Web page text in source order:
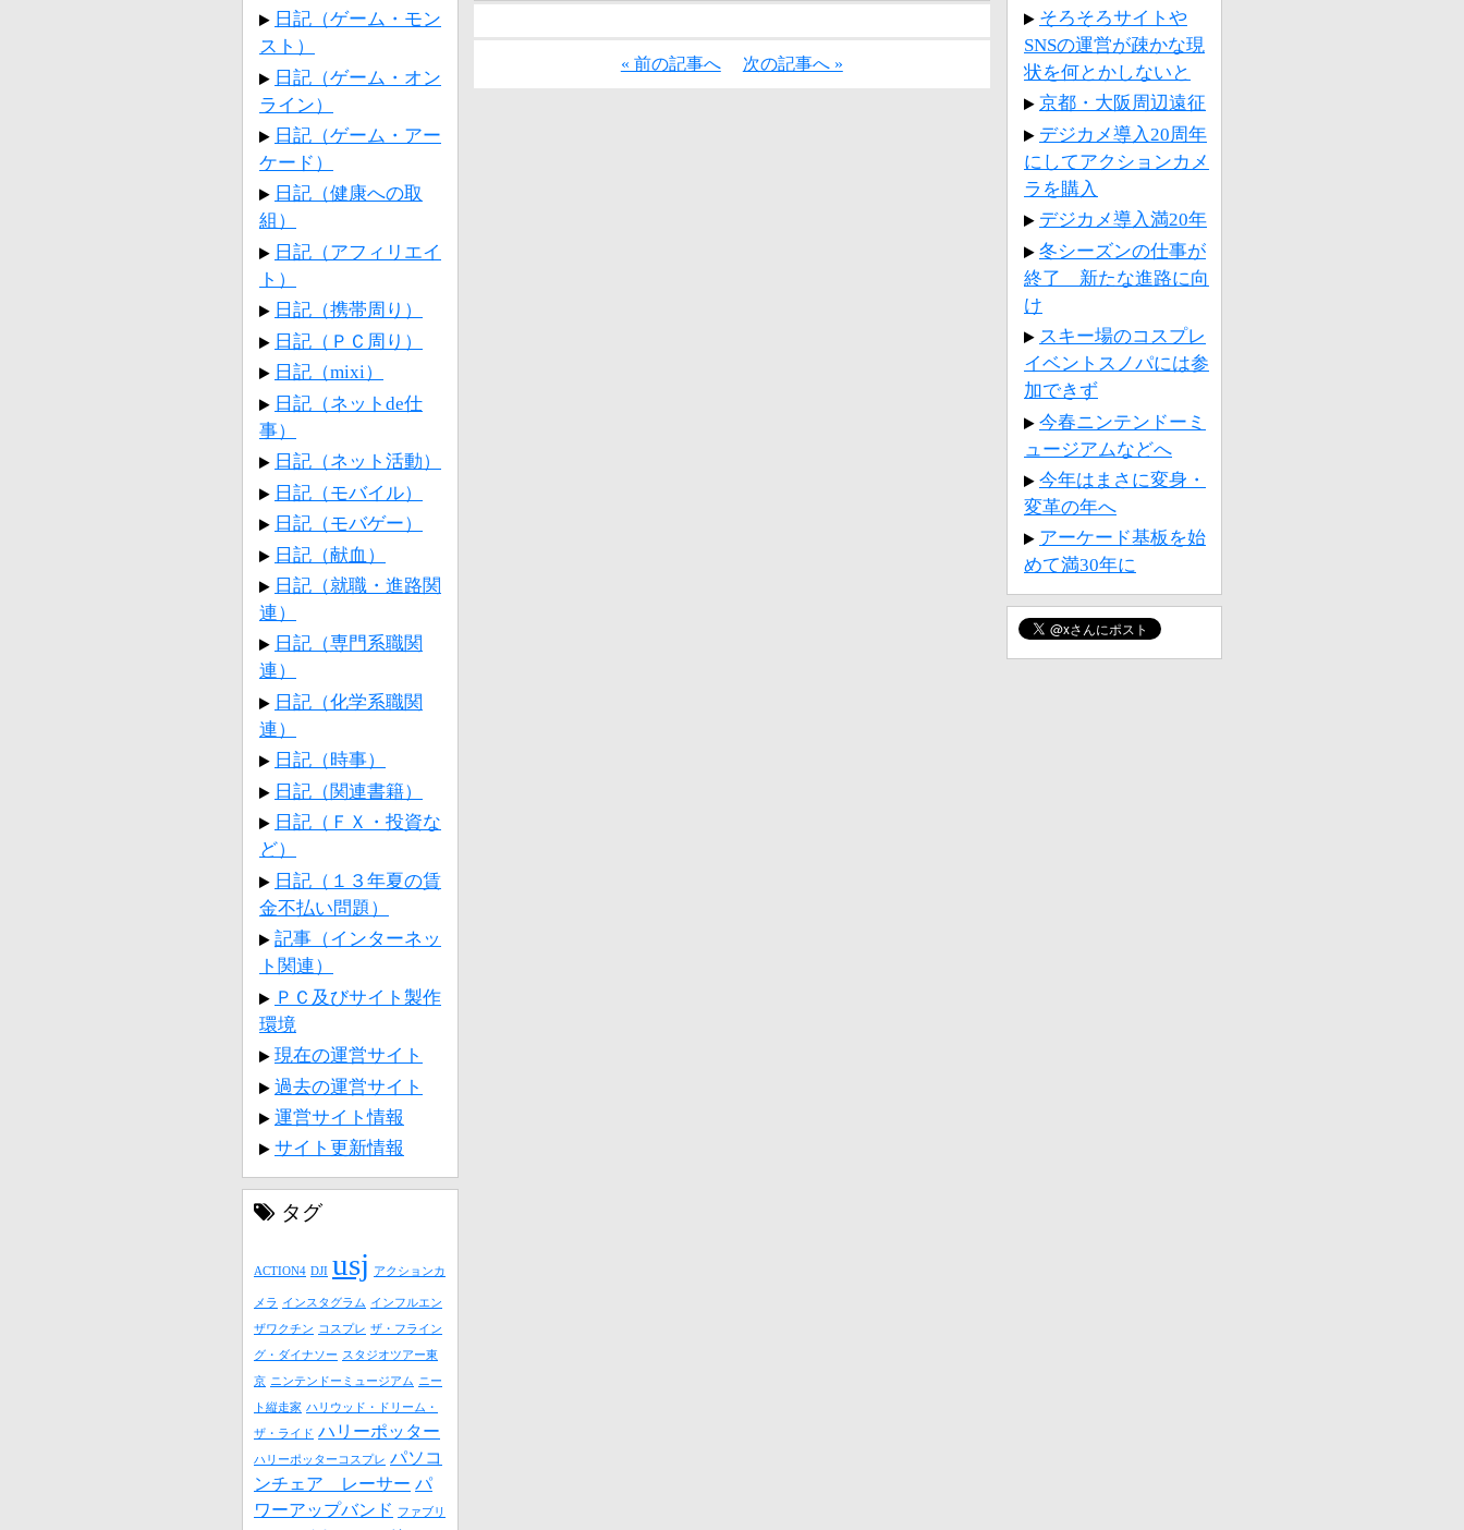
« 前の記事へ 次の記事へ »
日記（ゲーム・モン
スト）
日記（ゲーム・オン
ライン）
日記（ゲーム・アー
ケード）
日記（健康への取
組）
日記（アフィリエイ
ト）
日記（携帯周り）
日記（ＰＣ周り）
日記（mixi）
日記（ネットde仕
事）
日記（ネット活動）
日記（モバイル）
日記（モバゲー）
日記（献血）
日記（就職・進路関
連）
日記（専門系職関
連）
日記（化学系職関
連）
日記（時事）
日記（関連書籍）
日記（ＦＸ・投資な
ど）
日記（１３年夏の賃
金不払い問題）
記事（インターネッ
ト関連）
ＰＣ及びサイト製作
環境
現在の運営サイト
過去の運営サイト
運営サイト情報
サイト更新情報
タグ
ACTION4 DJI usj アクションカ
メラ インスタグラム インフルエン
ザワクチン コスプレ ザ・フライン
グ・ダイナソー スタジオツアー東
京 ニンテンドーミュージアム ニー
ト縦走家 ハリウッド・ドリーム・
ザ・ライド ハリーポッター
ハリーポッターコスプレ パソコ
ンチェア レーサー パ
ワーアップバンド
ファブリ
そろそろサイトや
SNSの運営が疎かな現
状を何とかしないと
京都・大阪周辺遠征
デジカメ導入20周年
にしてアクションカメ
ラを購入
デジカメ導入満20年
冬シーズンの仕事が
終了 新たな進路に向
け
スキー場のコスプレ
イベントスノパには参
加できず
今春ニンテンドーミ
ュージアムなどへ
今年はまさに変身・
変革の年へ
アーケード基板を始
めて満30年に